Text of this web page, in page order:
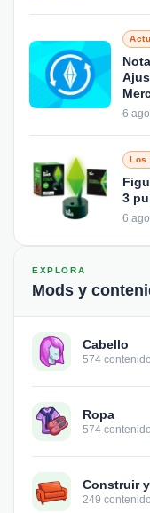
6
Los
3
6
EXPLORA
Mods y
Cabello
574
Ropa
574
Construir
249